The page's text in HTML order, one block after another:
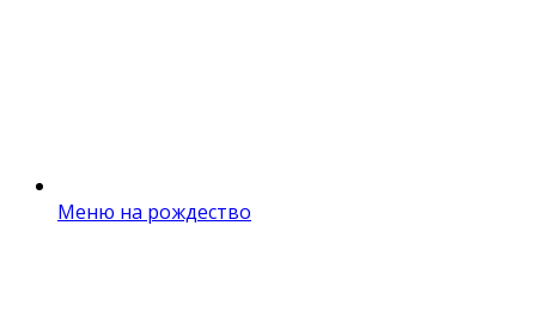
Меню на рождество